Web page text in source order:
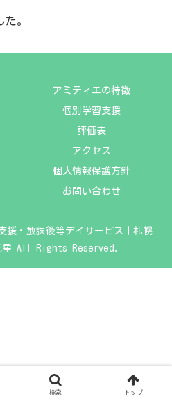
。
アミティエの特徴
個別学習支援
評価表
アクセス
個人情報保護方針
お問い合わせ
・放課後等デイサービス｜札幌
星 All Rights Reserved.
検索 トップ